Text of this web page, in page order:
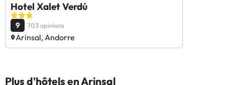
Hotel Xalet Verdú
9 703 opinions
Arinsal, Andorre
Plus d'hôtels en Arinsal